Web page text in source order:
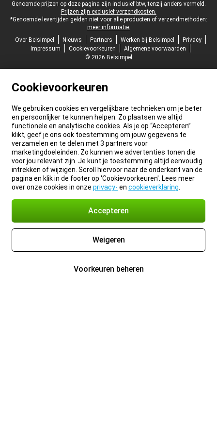
Juridische voettekst
Genoemde prijzen op deze pagina zijn inclusief btw, tenzij anders vermeld.
Prijzen zijn exclusief verzendkosten.
*Genoemde levertijden gelden niet voor alle producten of verzendmethoden:
meer informatie.
Over Belsimpel
Nieuws Partners Werken bij Belsimpel
Privacy
Impressum
Cookievoorkeuren
Algemene voorwaarden
© 2026 Belsimpel
Cookievoorkeuren
We gebruiken cookies en vergelijkbare technieken om je beter
en persoonlijker te kunnen helpen. Zo plaatsen we altijd
functionele en analytische cookies. Als je op “Accepteren”
klikt, geef je ons ook toestemming om jouw gegevens te
verzamelen en te delen met 3 partners voor
marketingdoeleinden. Zo kunnen we advertenties tonen die
voor jou relevant zijn. Je kunt je toestemming altijd eenvoudig
intrekken of wijzigen. Scroll hiervoor naar de onderkant van de
pagina en klik in de footer op 'Cookievoorkeuren'. Lees meer
over onze cookies in onze privacy- en cookieverklaring
Accepteren
Weigeren
Voorkeuren beheren